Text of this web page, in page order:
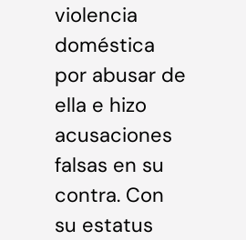
violencia
doméstica
por abusar de
ella e hizo
acusaciones
falsas en su
contra. Con
su estatus